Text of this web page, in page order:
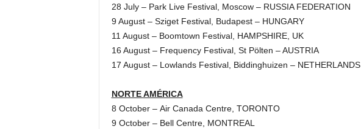
28 July – Park Live Festival, Moscow – RUSSIA FEDERATION
9 August – Sziget Festival, Budapest – HUNGARY
11 August – Boomtown Festival, HAMPSHIRE, UK
16 August – Frequency Festival, St Pölten – AUSTRIA
17 August – Lowlands Festival, Biddinghuizen – NETHERLANDS
NORTE AMÉRICA
8 October – Air Canada Centre, TORONTO
9 October – Bell Centre, MONTREAL